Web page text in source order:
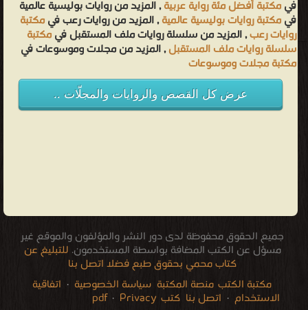
فيمكتبة أفضل مئة رواية عربية, المزيد من روايات بوليسية عالمية
فيمكتبة روايات بوليسية عالمية, المزيد من روايات رعب فيمكتبة
روايات رعب, المزيد من سلسلة روايات ملف المستقبل فيمكتبة
سلسلة روايات ملف المستقبل, المزيد من مجلات وموسوعات في
مكتبة مجلات وموسوعات
عرض كل القصص والروايات والمجلّات ..
جميع الحقوق محفوظة لدى دور النشر والمؤلفون والموقع غير
مسؤل عن الكتب المضافة بواسطة المستخدمون. للتبليغ عن
كتاب محمي بحقوق طبع فضلا اتصل بنا
مكتبة الكتب منصة المكتبة سياسة الخصوصية · اتفاقية
الاستخدام · اتصل بنا كتب pdf · Privacy